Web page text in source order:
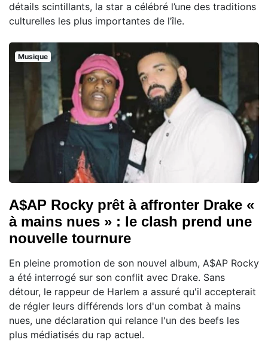
détails scintillants, la star a célébré l’une des traditions
culturelles les plus importantes de l’île.
Musique
A$AP Rocky prêt à affronter Drake «
à mains nues » : le clash prend une
nouvelle tournure
En pleine promotion de son nouvel album, A$AP Rocky
a été interrogé sur son conflit avec Drake. Sans
détour, le rappeur de Harlem a assuré qu'il accepterait
de régler leurs différends lors d'un combat à mains
nues, une déclaration qui relance l'un des beefs les
plus médiatisés du rap actuel.